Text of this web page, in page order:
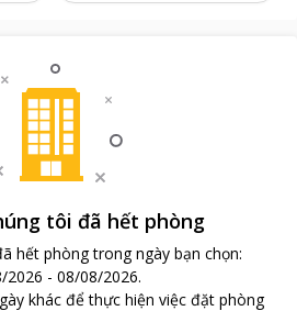
tôi đã hết phòng
hết phòng trong ngày bạn chọn:
2026 - 08/08/2026.
khác để thực hiện việc đặt phòng